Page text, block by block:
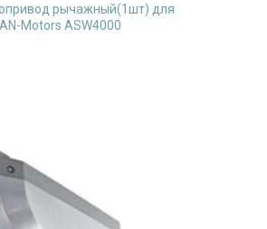
рычажный(1шт) для
Motors ASW4000